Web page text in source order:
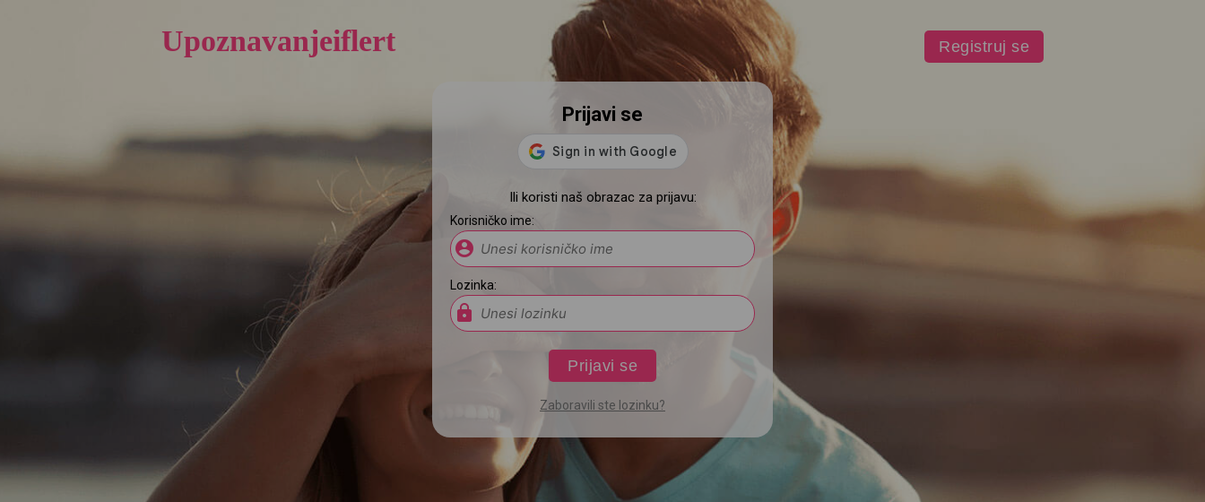
Upoznavanjeiflert Registruj se
Prijavi se
Ili koristi naš obrazac za prijavu:
Korisničko ime:
account_circle
Lozinka:
lock
Prijavi se
Zaboravili ste lozinku?